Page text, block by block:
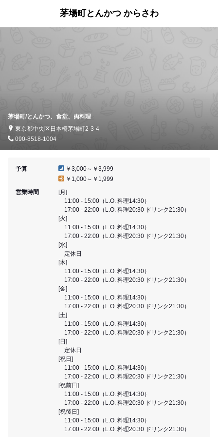
茅場町とんかつ からさわ
茅場町/とんかつ、食堂、肉料理
東京都中央区日本橋茅場町2-3-4
090-8518-1004
予算
￥3,000～￥3,999
￥1,000～￥1,999
営業時間
[月]
11:00 - 15:00（L.O. 料理14:30）
17:00 - 22:00（L.O. 料理20:30 ドリンク21:30）
[火]
11:00 - 15:00（L.O. 料理14:30）
17:00 - 22:00（L.O. 料理20:30 ドリンク21:30）
[水]
定休日
[木]
11:00 - 15:00（L.O. 料理14:30）
17:00 - 22:00（L.O. 料理20:30 ドリンク21:30）
[金]
11:00 - 15:00（L.O. 料理14:30）
17:00 - 22:00（L.O. 料理20:30 ドリンク21:30）
[土]
11:00 - 15:00（L.O. 料理14:30）
17:00 - 22:00（L.O. 料理20:30 ドリンク21:30）
[日]
定休日
[祝日]
11:00 - 15:00（L.O. 料理14:30）
17:00 - 22:00（L.O. 料理20:30 ドリンク21:30）
[祝前日]
11:00 - 15:00（L.O. 料理14:30）
17:00 - 22:00（L.O. 料理20:30 ドリンク21:30）
[祝後日]
11:00 - 15:00（L.O. 料理14:30）
17:00 - 22:00（L.O. 料理20:30 ドリンク21:30）